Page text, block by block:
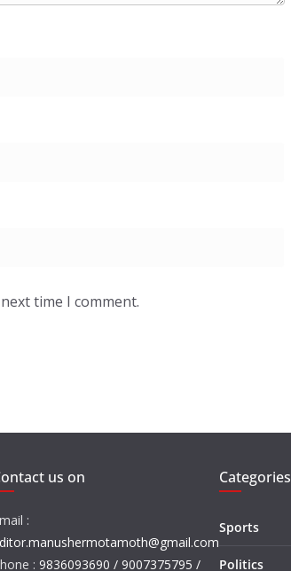
time I comment.
us on
:
: 9836093690 / 9007375795 /
Categories
Sports
Politics